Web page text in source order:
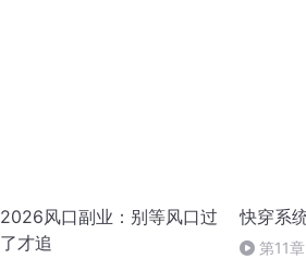
2026风口副业：别等风口过
了才追
快穿系
第11